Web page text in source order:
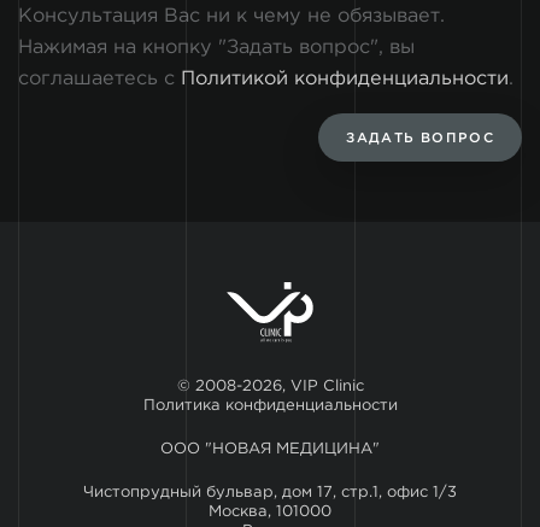
Консультация Вас ни к чему не обязывает.
Нажимая на кнопку "Задать вопрос", вы
соглашаетесь с Политикой конфиденциальности.
ЗАДАТЬ ВОПРОС
© 2008-2026, VIP Clinic
Политика конфиденциальности
ООО "НОВАЯ МЕДИЦИНА"
Чистопрудный бульвар, дом 17, стр.1, офис 1/3
Москва, 101000